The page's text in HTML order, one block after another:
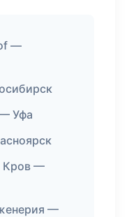
—
Уфа
Кров —
—